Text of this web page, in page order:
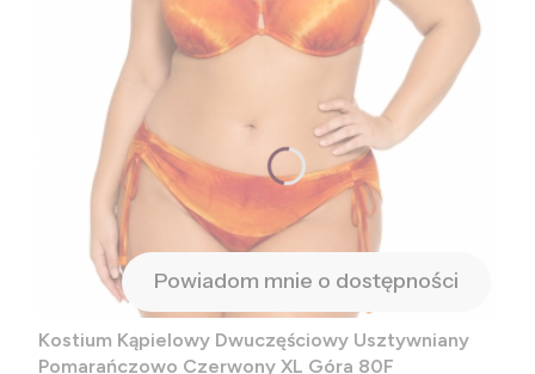
Powiadom mnie o dostępności
Kostium Kąpielowy Dwuczęściowy Usztywniany
Pomarańczowo Czerwony XL Góra 80F